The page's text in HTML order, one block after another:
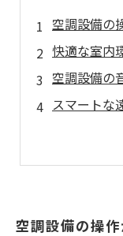
空調設備の
快適な室内
空調設備の
スマートな
空調設備の操